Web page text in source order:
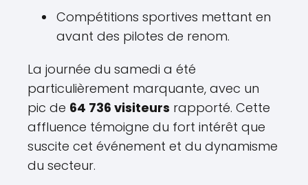
Compétitions sportives mettant en
avant des pilotes de renom.
La journée du samedi a été
particulièrement marquante, avec un
pic de 64 736 visiteurs rapporté. Cette
affluence témoigne du fort intérêt que
suscite cet événement et du dynamisme
du secteur.